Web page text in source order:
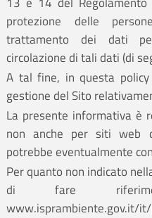
protezione delle
trattamento dei dati
circolazione di tali dati (di
A tal fine, in questa
gestione del Sito
La presente informativa è
non anche per siti web
potrebbe eventualmente
Per quanto non indicato
di fare
www.isprambiente.gov.it/